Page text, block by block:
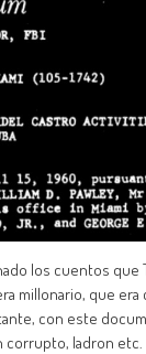
los cuentos que
millonario, que
con este
corrupto, ladron etc.